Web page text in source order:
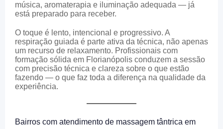
música, aromaterapia e iluminação adequada — já
está preparado para receber.
O toque é lento, intencional e progressivo. A
respiração guiada é parte ativa da técnica, não apenas
um recurso de relaxamento. Profissionais com
formação sólida em Florianópolis conduzem a sessão
com precisão técnica e clareza sobre o que estão
fazendo — o que faz toda a diferença na qualidade da
experiência.
Bairros com atendimento de massagem tântrica em